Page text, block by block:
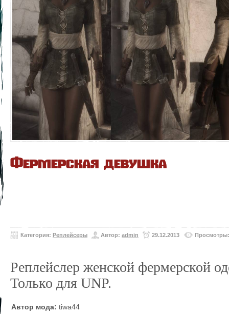
Фермерская девушка
Категория: Реплейсеры Автор: admin 29.12.2013 Просмотры:
Реплейслер женской фермерской
Только для UNP.
Автор мода: tiwa44